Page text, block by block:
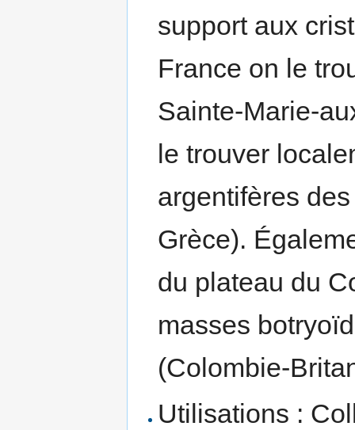
support aux
France on le
Sainte-Marie-
le trouver
argentifères
Grèce).
du plateau du
masses
(Colombie-
Utilisations :